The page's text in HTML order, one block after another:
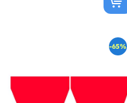
-65%